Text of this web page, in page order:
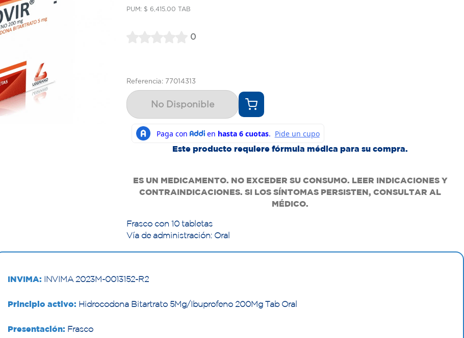
PUM: $ 6,415.00 TAB
0
Referencia: 77014313
No Disponible
Este producto requiere fórmula médica para su compra.
ES UN MEDICAMENTO. NO EXCEDER SU CONSUMO. LEER INDICACIONES Y
CONTRAINDICACIONES. SI LOS SÍNTOMAS PERSISTEN, CONSULTAR AL
MÉDICO.
Frasco con 10 tabletas
Vía de administración: Oral
INVIMA: INVIMA 2023M-0013152-R2
Principio activo: Hidrocodona Bitartrato 5Mg/Ibuprofeno 200Mg Tab Oral
Presentación: Frasco